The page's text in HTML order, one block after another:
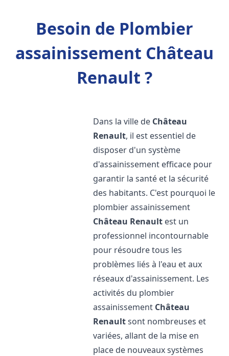
Besoin de Plombier
assainissement Château
Renault ?
Dans la ville de Château
Renault, il est essentiel de
disposer d'un système
d'assainissement efficace pour
garantir la santé et la sécurité
des habitants. C'est pourquoi le
plombier assainissement
Château Renault est un
professionnel incontournable
pour résoudre tous les
problèmes liés à l'eau et aux
réseaux d'assainissement. Les
activités du plombier
assainissement Château
Renaultsont nombreuses et
variées, allant de la mise en
place de nouveaux systèmes